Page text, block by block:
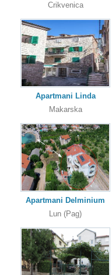
Crikvenica
Apartmani Linda
Makarska
Apartmani Delminium
Lun (Pag)